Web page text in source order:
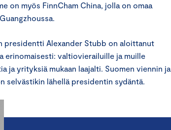
on myös FinnCham China, jolla on omaa
presidentti Alexander Stubb on aloittanut
erinomaisesti: valtiovierailuille ja muille
ja yrityksiä mukaan laajalti. Suomen viennin ja
selvästikin lähellä presidentin sydäntä.